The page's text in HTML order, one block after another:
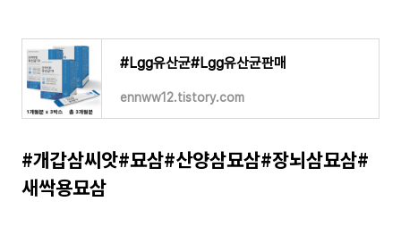
#Lgg유산균#Lgg유산균판매
ennww12.tistory.com
#개갑삼씨앗#묘삼#산양삼묘삼#장뇌삼묘삼#
새싹용묘삼